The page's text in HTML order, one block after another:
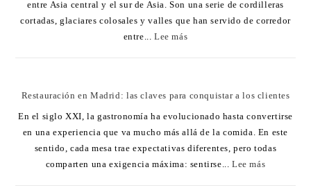
entre Asia central y el sur de Asia. Son una serie de cordilleras
cortadas, glaciares colosales y valles que han servido de corredor
entre...Lee más
Restauración en Madrid: las claves para conquistar a los clientes
En el siglo XXI, la gastronomía ha evolucionado hasta convertirse
en una experiencia que va mucho más allá de la comida. En este
sentido, cada mesa trae expectativas diferentes, pero todas
comparten una exigencia máxima: sentirse...Lee más